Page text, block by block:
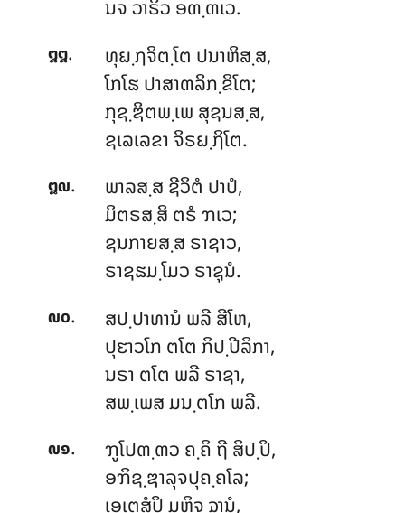
ນຈ ວາຣິວ ອຓ຺ຓເວ.
໘໘. ທຸຏ຺ຐຈິຕ຺ໂຕ ປນາຫິສ຺ສ,
ໂກໂຘ ປາສາຓລິກ຺ຂິໂຕ;
ກຸຊ຺ຌິຕພ຺ເພ ສຸຊນສ຺ສ,
ຊເລເລຂາ ຈິຣຏ຺ຐິໂຕ.
໘໙.
ພາລສ຺ສ ຊີວິຕໍ ປາປໍ,
ມິຕຣສ຺ສິ ຕຣໍ ຠເວ;
ຊນກາຍສ຺ສ ຣາຊາວ,
ຣາຊຘມ຺ໂມວ ຣາຊຸນໍ.
໙໐.
ສປ຺ປາທານໍ ພລີ ສີໂຫ,
ປຸຬາວໂກ ຕໂຕ ກິປ຺ປີລິກາ,
ນຣາ ຕໂຕ ພລີ ຣາຊາ,
ສພ຺ເພສ ມນ຺ຕໂກ ພລີ.
໙໑. ຠູໂປຓ຺ຓວ ຄ຺ຄິ ຖີ ສິປ຺ປິ,
ອຠິຊ຺ຌາລຸຈປຸຄ຺ຄໂລ;
ເອເຕສໍປິ ມຫິຈ຺ຉານໍ,